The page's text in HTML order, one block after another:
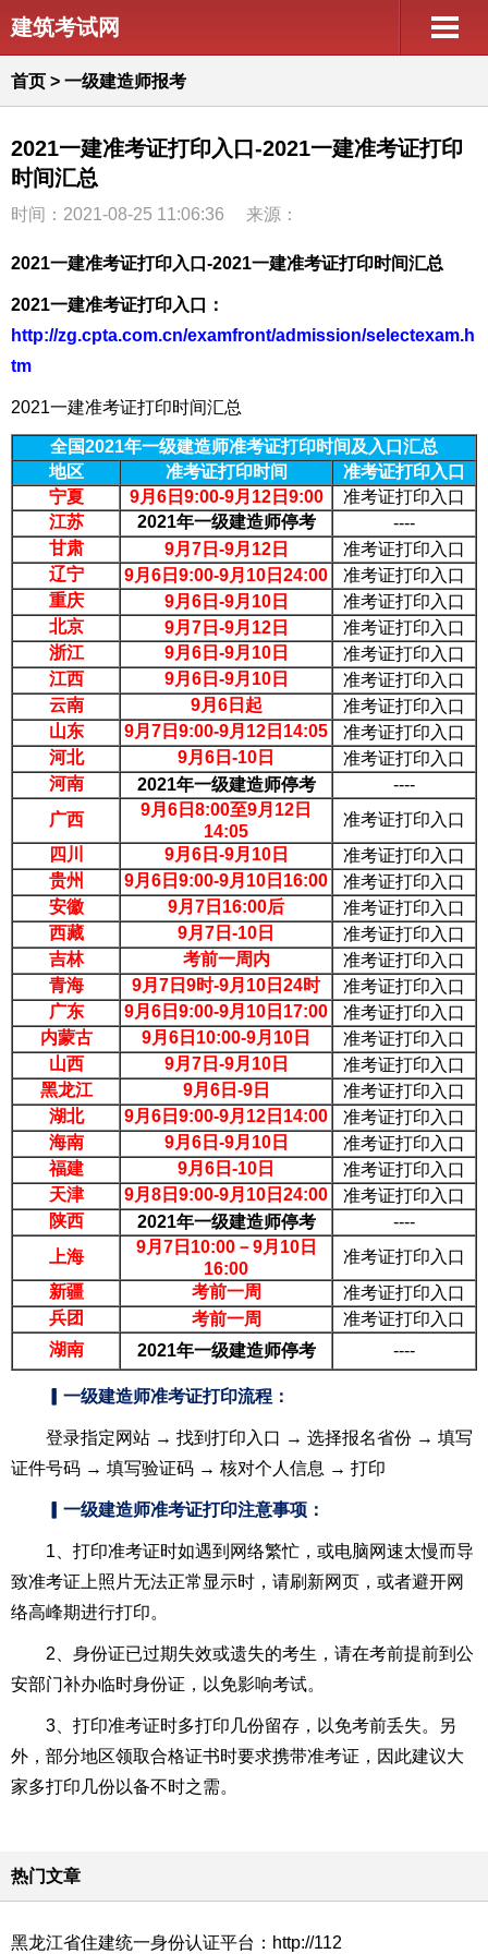
建筑考试网
首页 > 一级建造师报考
2021一建准考证打印入口-2021一建准考证打印
时间汇总
时间：2021-08-25 11:06:36 来源：
2021一建准考证打印入口-2021一建准考证打印时间汇总
2021一建准考证打印入口：
http://zg.cpta.com.cn/examfront/admission/selectexam.h
tm
2021一建准考证打印时间汇总
全国2021年一级建造师准考证打印时间及入口汇总
地区
准考证打印时间
准考证打印入口
宁夏
9月6日9:00-9月12日9:00
准考证打印入口
江苏
2021年一级建造师停考
----
甘肃
9月7日-9月12日
准考证打印入口
辽宁
9月6日9:00-9月10日24:00
准考证打印入口
重庆
9月6日-9月10日
准考证打印入口
北京
9月7日-9月12日
准考证打印入口
浙江
9月6日-9月10日
准考证打印入口
江西
9月6日-9月10日
准考证打印入口
云南
9月6日起
准考证打印入口
山东
9月7日9:00-9月12日14:05
准考证打印入口
河北
9月6日-10日
准考证打印入口
河南
2021年一级建造师停考
----
广西
9月6日8:00至9月12日
14:05
准考证打印入口
四川
9月6日-9月10日
准考证打印入口
贵州
9月6日9:00-9月10日16:00
准考证打印入口
安徽
9月7日16:00后
准考证打印入口
西藏
9月7日-10日
准考证打印入口
吉林
考前一周内
准考证打印入口
青海
9月7日9时-9月10日24时
准考证打印入口
广东
9月6日9:00-9月10日17:00
准考证打印入口
内蒙古
9月6日10:00-9月10日
准考证打印入口
山西
9月7日-9月10日
准考证打印入口
黑龙江
9月6日-9日
准考证打印入口
湖北
9月6日9:00-9月12日14:00
准考证打印入口
海南
9月6日-9月10日
准考证打印入口
福建
9月6日-10日
准考证打印入口
天津
9月8日9:00-9月10日24:00
准考证打印入口
陕西
2021年一级建造师停考
----
上海
9月7日10:00－9月10日
16:00
准考证打印入口
新疆
考前一周
准考证打印入口
兵团
考前一周
准考证打印入口
湖南
2021年一级建造师停考 ----
▎一级建造师准考证打印流程：
登录指定网站 → 找到打印入口 → 选择报名省份 → 填写
证件号码 → 填写验证码 → 核对个人信息 → 打印
▎一级建造师准考证打印注意事项：
1、打印准考证时如遇到网络繁忙，或电脑网速太慢而导
致准考证上照片无法正常显示时，请刷新网页，或者避开网
络高峰期进行打印。
2、身份证已过期失效或遗失的考生，请在考前提前到公
安部门补办临时身份证，以免影响考试。
3、打印准考证时多打印几份留存，以免考前丢失。另
外，部分地区领取合格证书时要求携带准考证，因此建议大
家多打印几份以备不时之需。
热门文章
黑龙江省住建统一身份认证平台：http://112